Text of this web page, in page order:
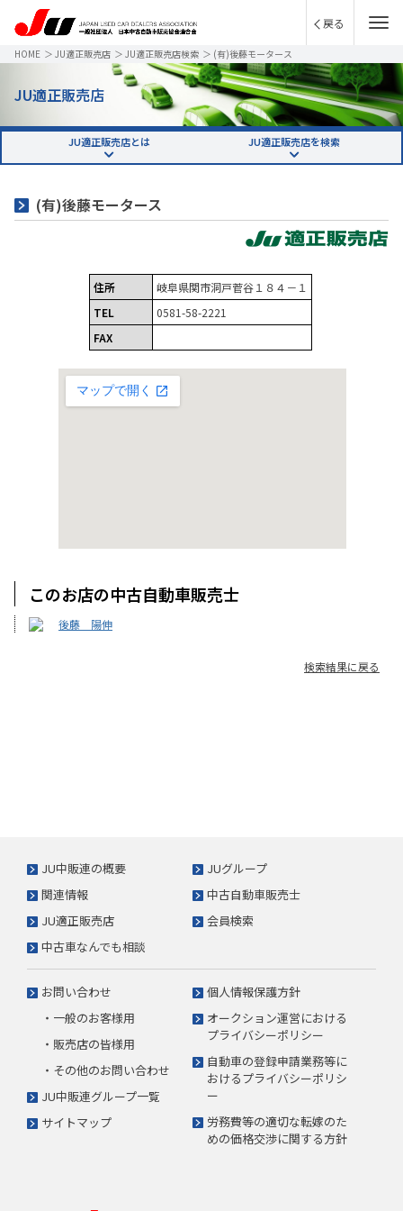
戻る
HOME ＞ JU適正販売店 ＞ JU適正販売店検索 ＞ (有)後藤モータース
JU適正販売店
JU適正販売店とは JU適正販売店を検索
(有)後藤モータース
住所
岐阜県関市洞戸菅谷１８４－１
TEL
0581-58-2221
FAX
このお店の中古自動車販売士
後藤 陽伸
検索結果に戻る
JU中販連の概要
JUグループ
関連情報
中古自動車販売士
JU適正販売店
会員検索
中古車なんでも相談
お問い合わせ
・一般のお客様用
・販売店の皆様用
・その他のお問い合わせ
JU中販連グループ一覧
サイトマップ
個人情報保護方針
オークション運営における
プライバシーポリシー
自動車の登録申請業務等に
おけるプライバシーポリシ
ー
労務費等の適切な転嫁のた
めの価格交渉に関する方針